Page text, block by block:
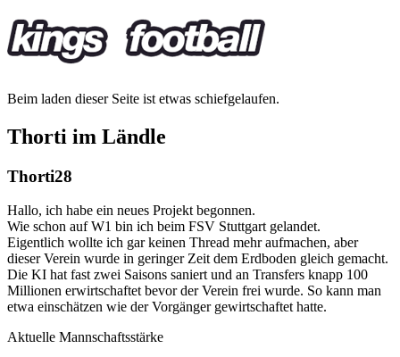
Beim laden dieser Seite ist etwas schiefgelaufen.
Thorti im Ländle
Thorti28
Hallo, ich habe ein neues Projekt begonnen.
Wie schon auf W1 bin ich beim FSV Stuttgart gelandet.
Eigentlich wollte ich gar keinen Thread mehr aufmachen, aber
dieser Verein wurde in geringer Zeit dem Erdboden gleich gemacht.
Die KI hat fast zwei Saisons saniert und an Transfers knapp 100
Millionen erwirtschaftet bevor der Verein frei wurde. So kann man
etwa einschätzen wie der Vorgänger gewirtschaftet hatte.
Aktuelle Mannschaftsstärke